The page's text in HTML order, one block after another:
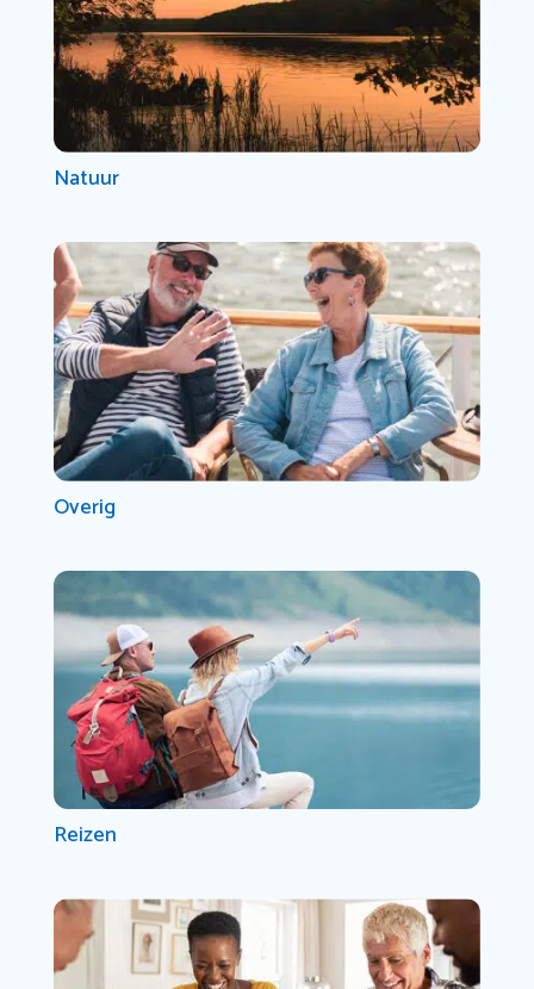
Natuur
Overig
Reizen